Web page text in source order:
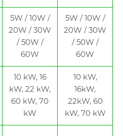
5W / 10W /
20W / 30W
/ 50W /
60W
5W / 10W /
20W / 30W
/ 50W /
60W
10 kW, 16
kW, 22 kW,
60 kW, 70
kW
10 kW,
16kW,
22kW, 60
kW, 70 kW